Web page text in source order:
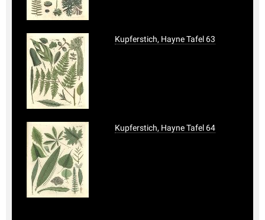
Kupferstich, Hayne Tafel 63
Kupferstich, Hayne Tafel 64